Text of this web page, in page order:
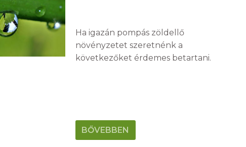
Ha igazán pompás zöldellő
növényzetet szeretnénk a
következőket érdemes betartani.
BŐVEBBEN